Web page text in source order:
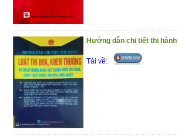
Hướng dẫn chi tiết thi
Tải về: